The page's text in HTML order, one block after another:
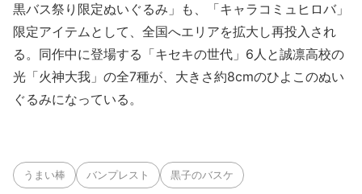
黒バス祭り限定ぬいぐるみ」も、「キャラコミュヒロバ」
限定アイテムとして、全国へエリアを拡大し再投入され
る。同作中に登場する「キセキの世代」6人と誠凛高校の
光「火神大我」の全7種が、大きさ約8cmのひよこのぬい
ぐるみになっている。
うまい棒 バンプレスト 黒子のバスケ